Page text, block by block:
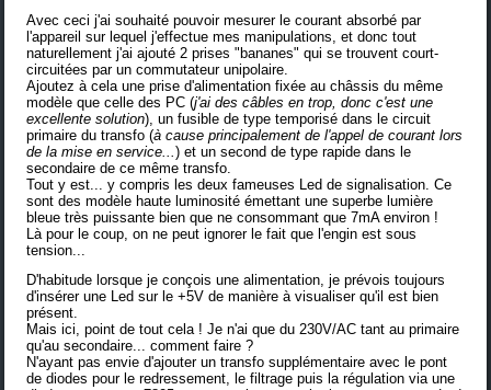
Avec ceci j'ai souhaité pouvoir mesurer le courant absorbé par
l'appareil sur lequel j'effectue mes manipulations, et donc tout
naturellement j'ai ajouté 2 prises "bananes" qui se trouvent court-
circuitées par un commutateur unipolaire.
Ajoutez à cela une prise d'alimentation fixée au châssis du même
modèle que celle des PC (j'ai des câbles en trop, donc c'est une
excellente solution), un fusible de type temporisé dans le circuit
primaire du transfo (à cause principalement de l'appel de courant lors
de la mise en service...) et un second de type rapide dans le
secondaire de ce même transfo.
Tout y est... y compris les deux fameuses Led de signalisation. Ce
sont des modèle haute luminosité émettant une superbe lumière
bleue très puissante bien que ne consommant que 7mA environ !
Là pour le coup, on ne peut ignorer le fait que l'engin est sous
tension...
D'habitude lorsque je conçois une alimentation, je prévois toujours
d'insérer une Led sur le +5V de manière à visualiser qu'il est bien
présent.
Mais ici, point de tout cela ! Je n'ai que du 230V/AC tant au primaire
qu'au secondaire... comment faire ?
N'ayant pas envie d'ajouter un transfo supplémentaire avec le pont
de diodes pour le redressement, le filtrage puis la régulation via une